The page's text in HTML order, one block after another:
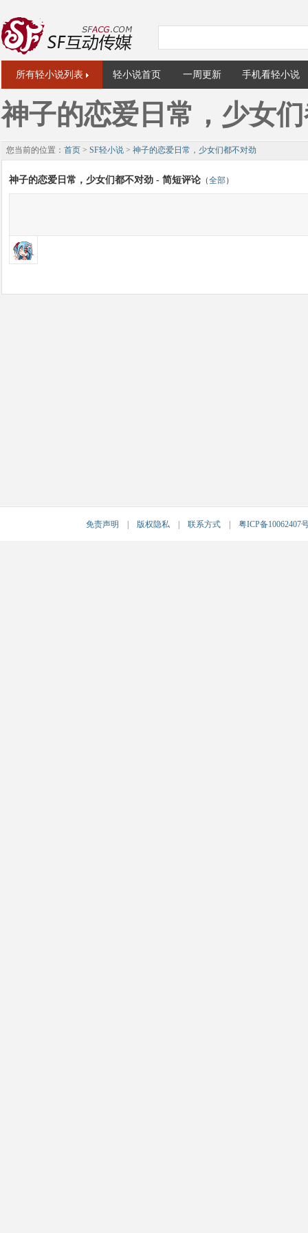
所有轻小说列表 轻小说首页 一周更新 手机看轻小说
神子的恋爱日常，少女
您当前的位置： 首页 > SF轻小说 > 神子的恋爱日常，少女们都不对劲
神子的恋爱日常，少女们都不对劲 - 简短评论 （全部）
免责声明 版权隐私 联系方式 粤ICP备10062407